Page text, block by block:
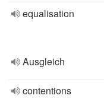
equalisation
Ausgleich
contentions